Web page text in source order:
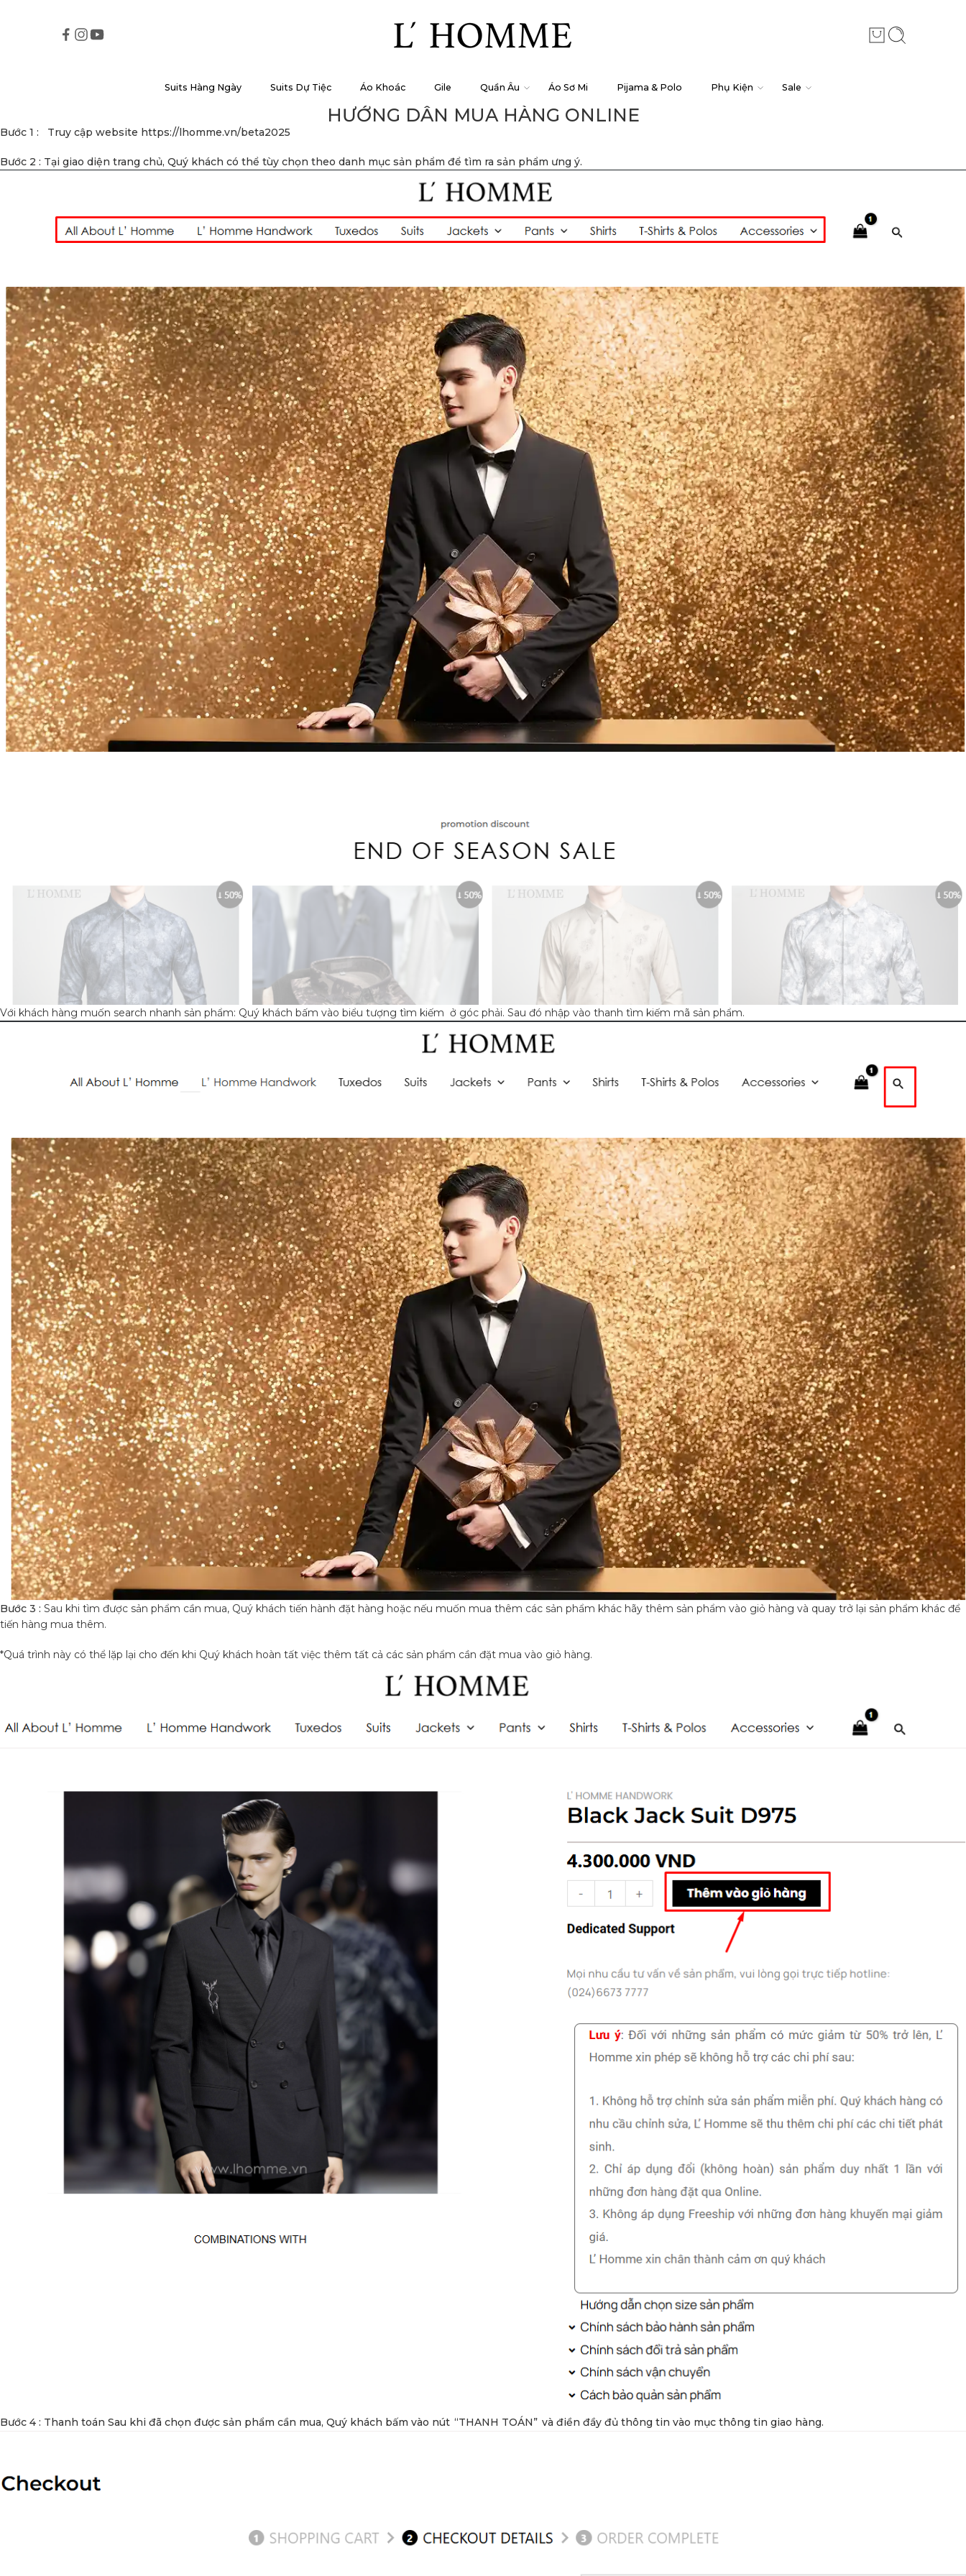
Suits Hàng Ngày Suits Dự Tiệc Áo Khoác Gile Quần Âu Áo Sơ Mi Pijama & Polo Phụ Kiện Sale
HƯỚNG DẪN MUA HÀNG ONLINE
Bước 1 : Truy cập website https://lhomme.vn/beta2025
Bước 2 : Tại giao diện trang chủ, Quý khách có thể tùy chọn theo danh mục sản phẩm để tìm ra sản phẩm ưng ý.
Với khách hàng muốn search nhanh sản phẩm: Quý khách bấm vào biểu tượng tìm kiếm ở góc phải. Sau đó nhập vào thanh tìm kiếm mã sản phẩm.
Bước 3 : Sau khi tìm được sản phẩm cần mua, Quý khách tiến hành đặt hàng hoặc nếu muốn mua thêm các sản phẩm khác hãy thêm sản phẩm vào giỏ hàng và quay trở lại sản phẩm khác để
tiến hàng mua thêm.
*Quá trình này có thể lặp lại cho đến khi Quý khách hoàn tất việc thêm tất cả các sản phẩm cần đặt mua vào giỏ hàng.
Bước 4 : Thanh toán Sau khi đã chọn được sản phẩm cần mua, Quý khách bấm vào nút “THANH TOÁN” và điền đầy đủ thông tin vào mục thông tin giao hàng.